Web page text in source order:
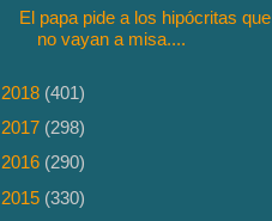
El papa pide a los hipócritas que
no vayan a misa....
2018 (401)
2017 (298)
2016 (290)
2015 (330)